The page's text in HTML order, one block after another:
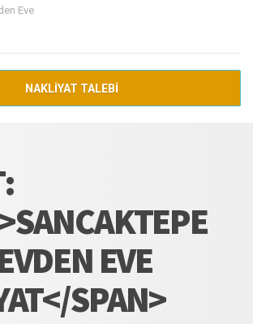
Eve
NAKLİYAT TALEBİ
EVE
SPAN>